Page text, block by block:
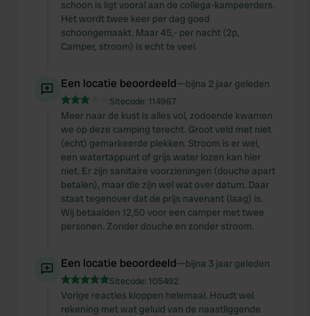
schoon is ligt vooral aan de collega-kampeerders.
Het wordt twee keer per dag goed
schoongemaakt. Maar 45,- per nacht (2p,
Camper, stroom) is echt te veel.
Een locatie beoordeeld—bijna 2 jaar geleden
Sitecode: 114967
Meer naar de kust is alles vol, zodoende kwamen
we op deze camping terecht. Groot veld met niet
(echt) gemarkeerde plekken. Stroom is er wel,
een watertappunt of grijs water lozen kan hier
niet. Er zijn sanitaire voorzieningen (douche apart
betalen), maar die zijn wel wat over datum. Daar
staat tegenover dat de prijs navenant (laag) is.
Wij betaalden 12,50 voor een camper met twee
personen. Zonder douche en zonder stroom.
Een locatie beoordeeld—bijna 3 jaar geleden
Sitecode: 105492
Vorige reacties kloppen helemaal. Houdt wel
rekening met wat geluid van de naastliggende